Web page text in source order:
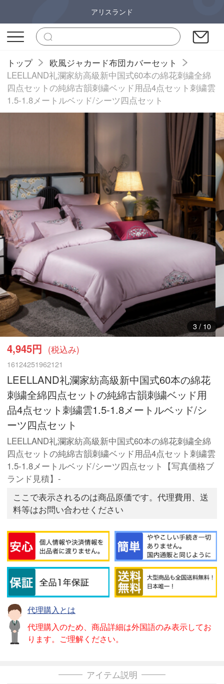
アリスランド
トップ
欧風ジャカード布団カバーセット
LEELLAND礼瀾家紡高級新中国式60本の綿花刺繍全綿
四点セットの純綿古韻刺繍ベッド用品4点セット刺繍雲
1.5-1.8メートルベッド/シーツ四点セット
4/ 10
4,945円 (税込み)
16124251962121
LEELLAND礼瀾家紡高級新中国式60本の綿花
刺繍全綿四点セットの純綿古韻刺繍ベッド用
品4点セット刺繍雲1.5-1.8メートルベッド/シ
ーツ四点セット
LEELLAND礼瀾家紡高級新中国式60本の綿花刺繍全綿
四点セットの純綿古韻刺繍ベッド用品4点セット刺繍雲
1.5-1.8メートルベッド/シーツ四点セット【写真価格ブ
ランド見積】-
ここで表示されるのは商品原価です。代理費用、送
料等はお問い合わせください
代理購入とは
代理購入のため、商品詳細は外国語のみ表示してお
ります。ご理解ください。
アイテム説明